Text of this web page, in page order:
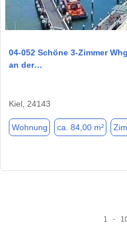
04-052 Schöne 3-Zimmer
an der…
Kiel, 24143
Wohnung ca. 84,00 m²
1 -